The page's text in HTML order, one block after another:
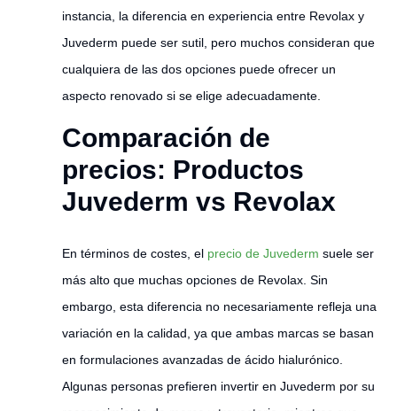
instancia, la diferencia en experiencia entre Revolax y
Juvederm puede ser sutil, pero muchos consideran que
cualquiera de las dos opciones puede ofrecer un
aspecto renovado si se elige adecuadamente.
Comparación de
precios: Productos
Juvederm vs Revolax
En términos de costes, el precio de Juvederm suele ser
más alto que muchas opciones de Revolax. Sin
embargo, esta diferencia no necesariamente refleja una
variación en la calidad, ya que ambas marcas se basan
en formulaciones avanzadas de ácido hialurónico.
Algunas personas prefieren invertir en Juvederm por su